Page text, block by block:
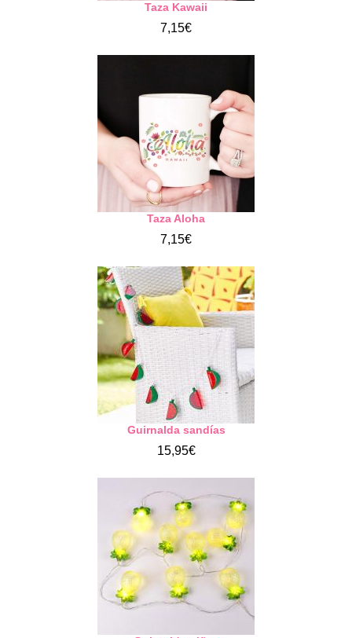
Taza Kawaii
7,15€
Taza Aloha
7,15€
Guirnalda sandías
15,95€